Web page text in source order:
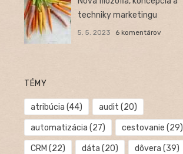
techniky marketingu
5. 5. 2023 6 komentárov
TÉMY
atribúcia (44) audit (20)
automatizácia (27) cestovanie (29)
CRM (22) dáta (20) dôvera (39)